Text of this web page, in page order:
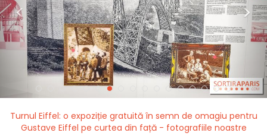
< >
Turnul Eiffel: o expoziție gratuită în semn de omagiu pentru
Gustave Eiffel pe curtea din față - fotografiile noastre